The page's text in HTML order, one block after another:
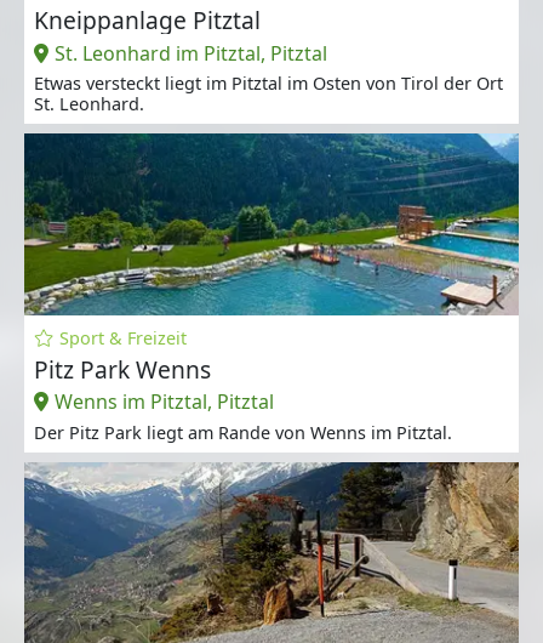
Kneippanlage Pitztal
St. Leonhard im Pitztal, Pitztal
Etwas versteckt liegt im Pitztal im Osten von Tirol der Ort
St. Leonhard.
Sport & Freizeit
Pitz Park Wenns
Wenns im Pitztal, Pitztal
Der Pitz Park liegt am Rande von Wenns im Pitztal.